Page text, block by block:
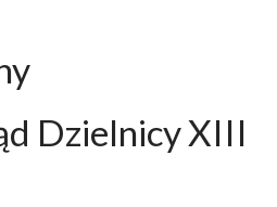
Dzielnicy XIII